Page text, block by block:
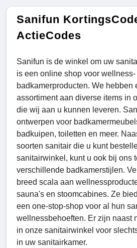
Sanifun
ActieCodes
Sanifun is de winkel om uw
is een online shop voor wellness-
badkamerproducten. We hebben
assortiment aan diverse items in
die wij aan u kunnen leveren.
ontwerpen voor
badkuipen, toiletten en meer.
soorten sanitair die u kunt
sanitairwinkel, kunt u ook bij ons
verschillende badkamerstijlen.
breed scala aan
sauna's en stoomcabines. Ze
een one-stop-shop voor al hun
wellnessbehoeften. Er zijn naast
in onze sanitairwinkel voor
in uw sanitairkamer.